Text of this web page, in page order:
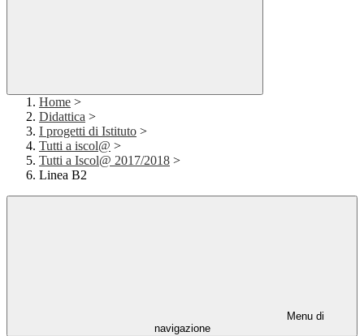
Home >
Didattica >
I progetti di Istituto >
Tutti a iscol@ >
Tutti a Iscol@ 2017/2018 >
Linea B2
Menu di
navigazione